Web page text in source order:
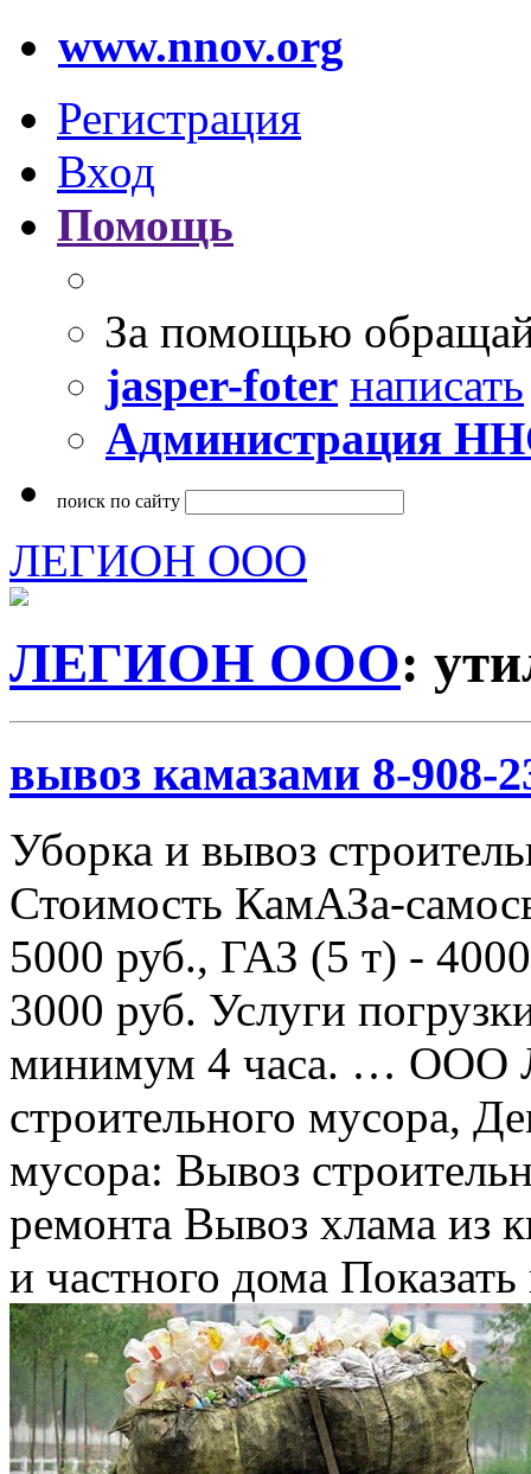
www.nnov.org
Регистрация
Вход
Помощь
За помощью
jasper-foter написать
Администрация
поиск по сайту
ЛЕГИОН ООО
ЛЕГИОН ООО:
вывоз камазами 8-908-
Уборка и вывоз
Стоимость КамАЗа-
5000 руб., ГАЗ (5 т) -
3000 руб. Услуги
минимум 4 часа. …
строительного мусора,
мусора: Вывоз
ремонта Вывоз хлама из
и частного дома